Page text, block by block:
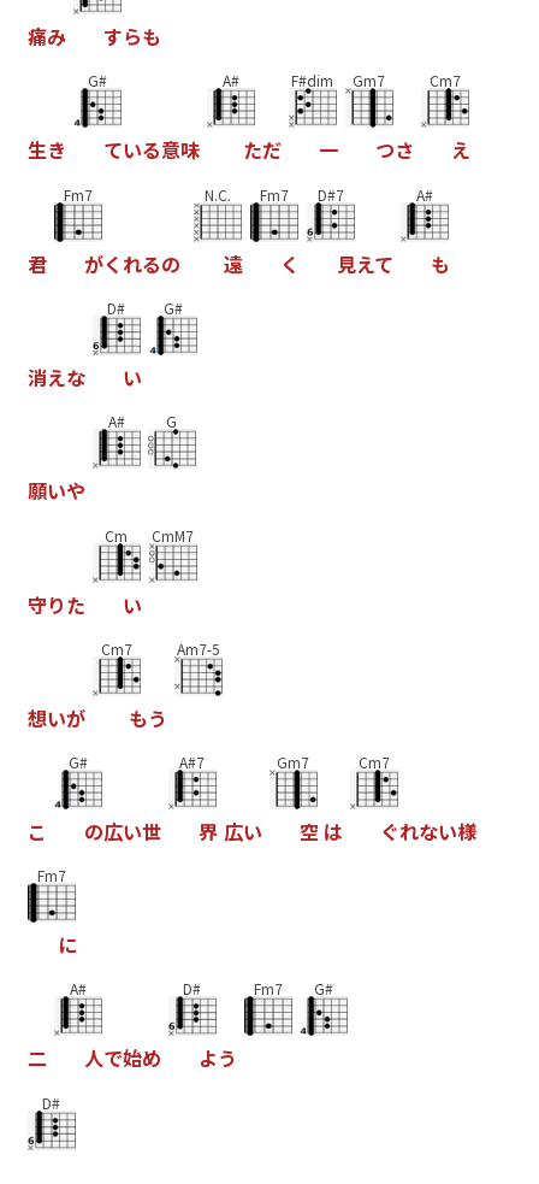
痛み すらも
生き
G#
ている意味
A#
ただ
F#dim
一
Gm7
つさ
Cm7
え
君
Fm7
がく れるの
N.C.
遠
Fm7
く
D#7
見えて
A#
も
消えな
D#
い
G#
願いや
A# G
守りた
Cm
い
CmM7
想いが
Cm7
もう
Am7-5
こ
G#
の広い世
A#7
界 広い
Gm7
空 は
Cm7
ぐれない様
Fm7
に
二
A#
人で始め
D#
よう
Fm7 G#
D#